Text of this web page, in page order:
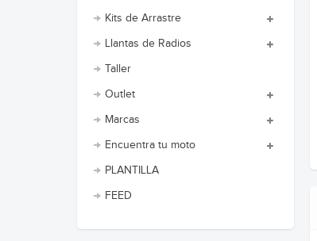
Kits de Arrastre
Llantas de Radios
Taller
Outlet
Marcas
Encuentra tu moto
PLANTILLA
FEED